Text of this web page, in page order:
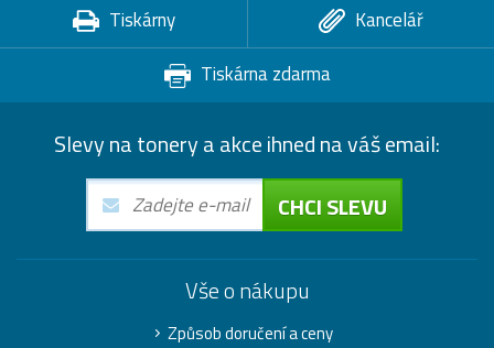
Tiskárny
Kancelář
Tiskárna zdarma
Slevy na tonery a akce ihned na váš email:
CHCI SLEVU
Vše o nákupu
Způsob doručení a ceny